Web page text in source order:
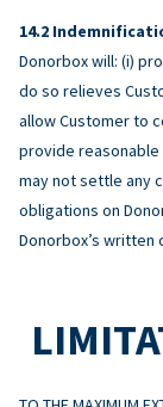
Donorbox will: (i)
do so relieves
allow Customer to
provide reasonable
may not settle any
obligations on
Donorbox’s written